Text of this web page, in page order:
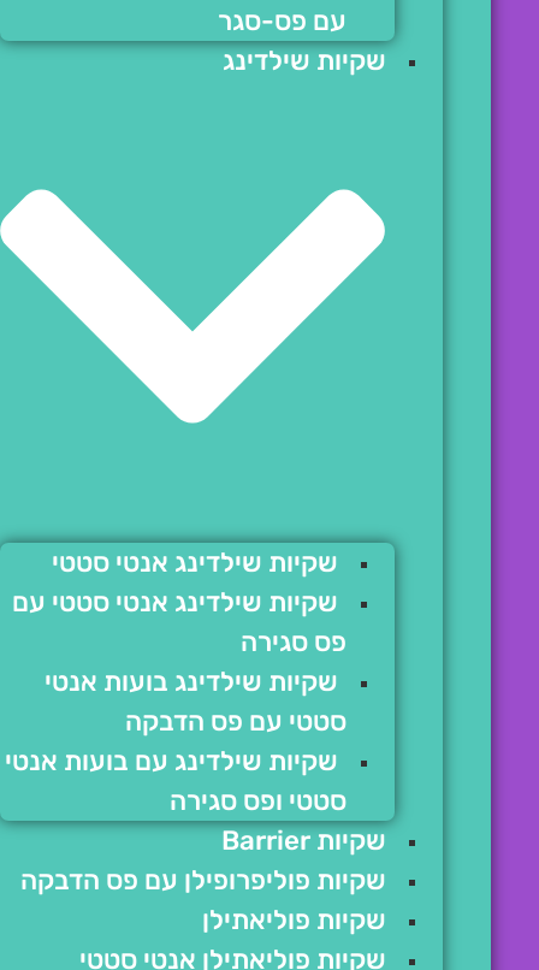
עם פס-סגר
שקיות שילדינג
שקיות שילדינג אנטי סטטי
שקיות שילדינג אנטי סטטי עם
פס סגירה
שקיות שילדינג בועות אנטי
סטטי עם פס הדבקה
שקיות שילדינג עם בועות אנטי
סטטי ופס סגירה
שקיות Barrier
שקיות פוליפרופילן עם פס הדבקה
שקיות פוליאתילן
שקיות פוליאתילן אנטי סטטי